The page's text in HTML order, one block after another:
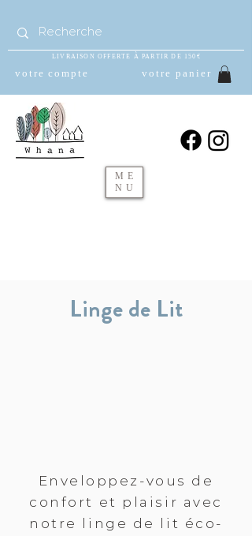
LIVRAISON OFFERTE À PARTIR DE 150€
votre compte votre panier
ME
NU
Linge de Lit
Enveloppez-vous de
confort et plaisir avec
notre linge de lit éco-